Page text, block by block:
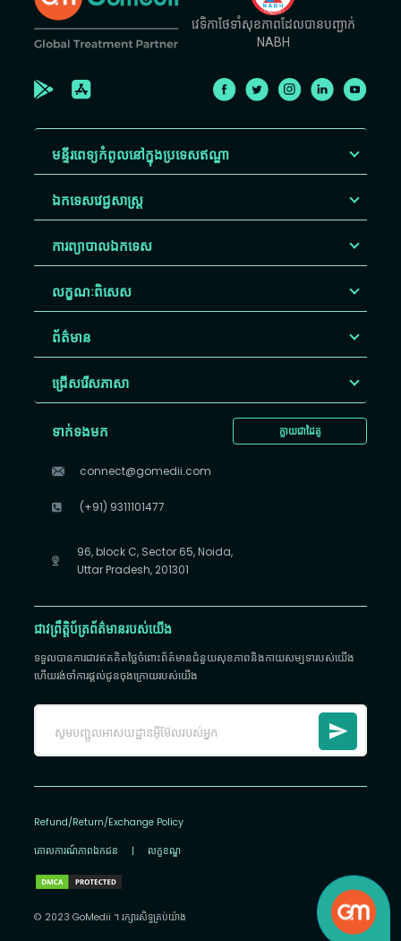
វេទិកាថែទាំសុខភាពដែលបានបញ្ជាក់
NABH
មន្ទីរពេទ្យកំពូលនៅក្នុងប្រទេសឥណ្ឌា
ឯកទេសវេជ្ជសាស្ត្រ
ការព្យាបាលឯកទេស
លក្ខណៈពិសេស
ព័ត៌មាន
ជ្រើសរើស​ភាសា
ក្លាយជាដៃគូ
ទាក់ទងមក
connect@gomedii.com
(+91) 9311101477
96, block C, Sector 65, Noida,
Uttar Pradesh, 201301
ជាវព្រឹត្តិប័ត្រព័ត៌មានរបស់យើង
ទទួលបានការជាវឥតគិតថ្លៃចំពោះព័ត៌មានជំនួយសុខភាពនិងកាយសម្បទារបស់យើង
ហើយរង់ចាំការផ្តល់ជូនចុងក្រោយរបស់យើង
Refund/Return/Exchange Policy
គោលការណ៍​ភាព​ឯកជន | លក្ខខណ្ឌ
© 2023 GoMedii ។ រក្សា​រ​សិទ្ធ​គ្រប់យ៉ាង